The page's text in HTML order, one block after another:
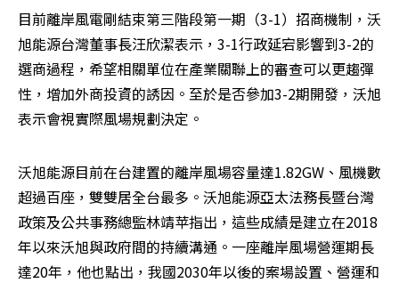
目前離岸風電剛結束第三階段第一期（3-1）招商機制，沃
旭能源台灣董事長汪欣潔表示，3-1行政延宕影響到3-2的
選商過程，希望相關單位在產業關聯上的審查可以更趨彈
性，增加外商投資的誘因。至於是否參加3-2期開發，沃旭
表示會視實際風場規劃決定。
沃旭能源目前在台建置的離岸風場容量達1.82GW、風機數
超過百座，雙雙居全台最多。沃旭能源亞太法務長暨台灣
政策及公共事務總監林靖苹指出，這些成績是建立在2018
年以來沃旭與政府間的持續溝通。一座離岸風場營運期長
達20年，他也點出，我國2030年以後的案場設置、營運和